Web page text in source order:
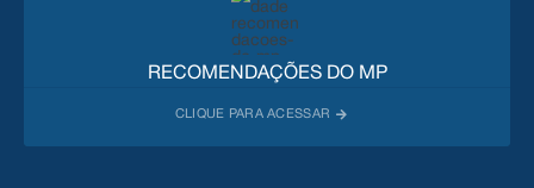
RECOMENDAÇÕES DO MP